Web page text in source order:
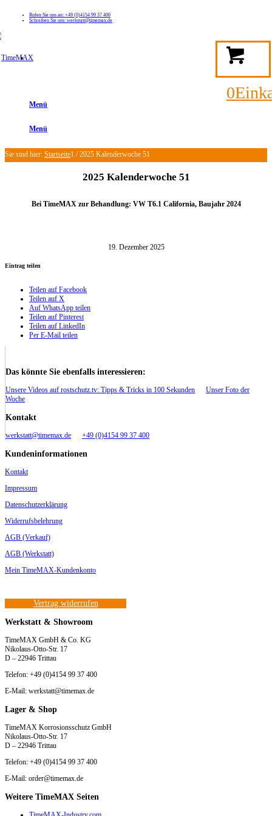
Rufen Sie uns an: +49 (0)4154 99 37 400
Schreiben Sie uns: werkstatt@timemax.de
0
Menü
Menü
Sie sind hier: Startseite1 / 2025 Kalenderwoche 51
2025 Kalenderwoche 51
Bei TimeMAX zur Behandlung: VW T6.1 California, Baujahr 2024
19. Dezember 2025
Eintrag teilen
Teilen auf Facebook
Teilen auf X
Auf WhatsApp teilen
Teilen auf Pinterest
Teilen auf LinkedIn
Per E-Mail teilen
Das könnte Sie ebenfalls interessieren:
Unsere Videos auf rostschutz.tv: Tipps & Tricks in 100 Sekunden
Unser Foto der
Woche
Kontakt
werkstatt@timemax.de +49 (0)4154 99 37 400
Kundeninformationen
Kontakt
Impressum
Datenschutzerklärung
Widerrufsbelehrung
AGB (Verkauf)
AGB (Werkstatt)
Mein TimeMAX-Kundenkonto
Vertrag widerrufen
Werkstatt & Showroom
TimeMAX GmbH & Co. KG
Nikolaus-Otto-Str. 17
D – 22946 Trittau
Telefon: +49 (0)4154 99 37 400
E-Mail: werkstatt@timemax.de
Lager & Shop
TimeMAX Korrosionsschutz GmbH
Nikolaus-Otto-Str. 17
D – 22946 Trittau
Telefon: +49 (0)4154 99 37 400
E-Mail: order@timemax.de
Weitere TimeMAX Seiten